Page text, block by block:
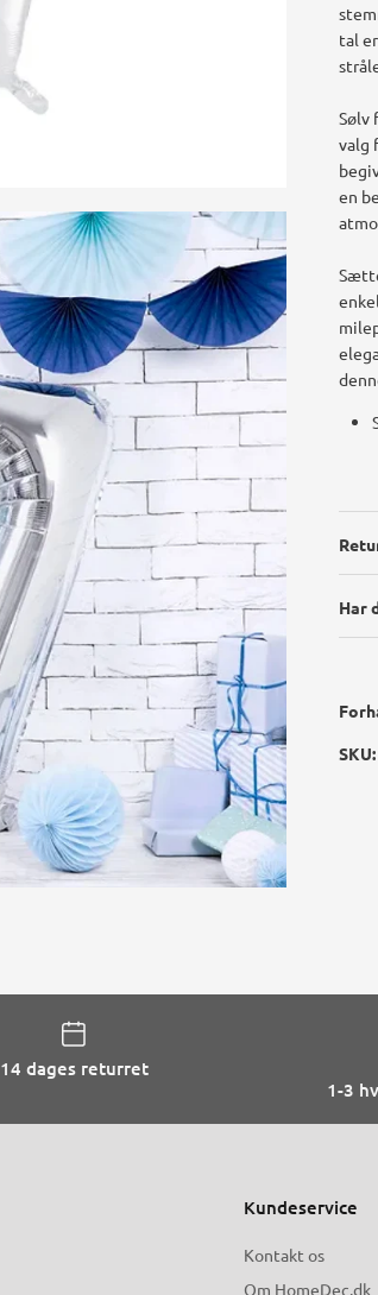
tal
Sølv
valg
en
Har
SKU:
14 dages returret
1-3
Kundeservice
Kontakt os
Om HomeDec.dk